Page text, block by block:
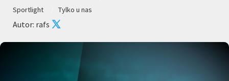
Sportlight Tylko u nas
Autor: rafs